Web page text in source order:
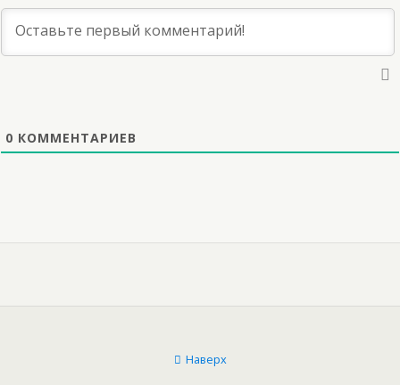
0 КОММЕНТАРИЕВ
Наверх